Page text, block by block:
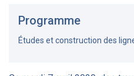
Programme
Études et construction des